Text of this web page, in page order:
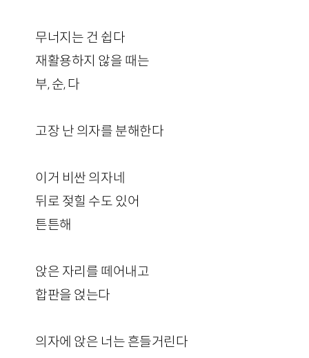
무너지는 건 쉽다
재활용하지 않을 때는
부, 순, 다
고장 난 의자를 분해한다
이거 비싼 의자네
뒤로 젖힐 수도 있어
튼튼해
앉은 자리를 떼어내고
합판을 얹는다
의자에 앉은 너는 흔들거린다